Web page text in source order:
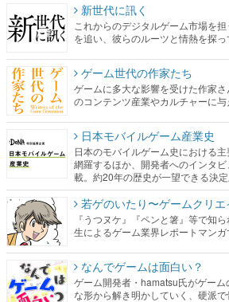
新世代に訊く
これからのデジタルゲーム市場を
を追い、彼らのルーツと情熱を探っ
ゲーム世代の作家たち
ゲームに多大な影響を受けた作家
のコンテンツ産業やカルチャーに与
日本モバイルゲーム産業史
日本のモバイルゲーム史における
網羅するほか、開発者へのインタ
載。約20年の歴史が一望できる決定
若ゲのいたり〜ゲームクリ
『うつヌケ』『ペンと箸』等で知
生によるゲーム業界レポートマンガ
なんでゲームは面白い？
ゲーム開発者・hamatsu氏がゲー
な形から解き明かしていく、硬派で